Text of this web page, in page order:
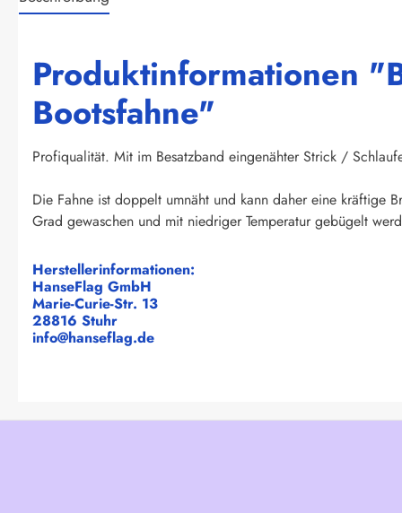
Produktinformationen
Bootsfahne"
Profiqualität. Mit im Besatzband eingenähter Strick /
Die Fahne ist doppelt umnäht und kann daher eine
Grad gewaschen und mit niedriger Temperatur gebügelt
Herstellerinformationen:
HanseFlag GmbH
Marie-Curie-Str. 13
28816 Stuhr
info@hanseflag.de